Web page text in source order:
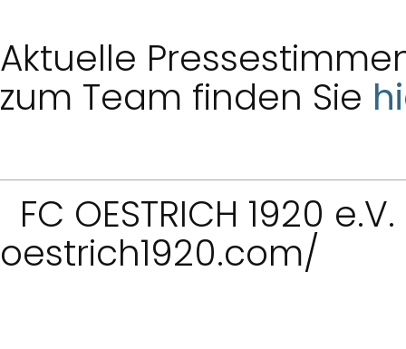
Aktuelle
zum Team finden Sie
FC OESTRICH 1920
oestrich1920.com/